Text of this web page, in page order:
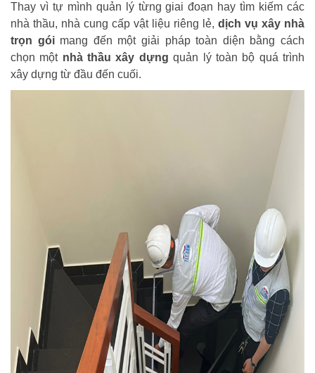
Thay vì tự mình quản lý từng giai đoạn hay tìm kiếm các
nhà thầu, nhà cung cấp vật liệu riêng lẻ, dịch vụ xây nhà
trọn góimang đến một giải pháp toàn diện bằng cách
chọn một nhà thầu xây dựng quản lý toàn bộ quá trình
xây dựng từ đầu đến cuối.